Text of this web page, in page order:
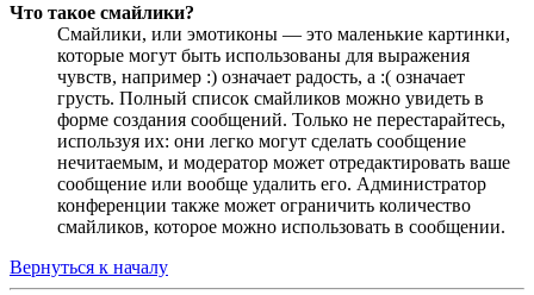
Что такое смайлики?
Смайлики, или эмотиконы — это маленькие картинки,
которые могут быть использованы для выражения
чувств, например :) означает радость, а :( означает
грусть. Полный список смайликов можно увидеть в
форме создания сообщений. Только не перестарайтесь,
используя их: они легко могут сделать сообщение
нечитаемым, и модератор может отредактировать ваше
сообщение или вообще удалить его. Администратор
конференции также может ограничить количество
смайликов, которое можно использовать в сообщении.
Вернуться к началу